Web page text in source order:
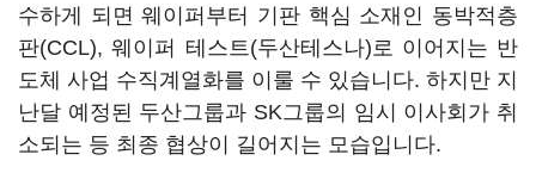
수하게 되면 웨이퍼부터 기판 핵심 소재인 동박적층
판(CCL), 웨이퍼 테스트(두산테스나)로 이어지는 반
도체 사업 수직계열화를 이룰 수 있습니다. 하지만 지
난달 예정된 두산그룹과 SK그룹의 임시 이사회가 취
소되는 등 최종 협상이 길어지는 모습입니다.